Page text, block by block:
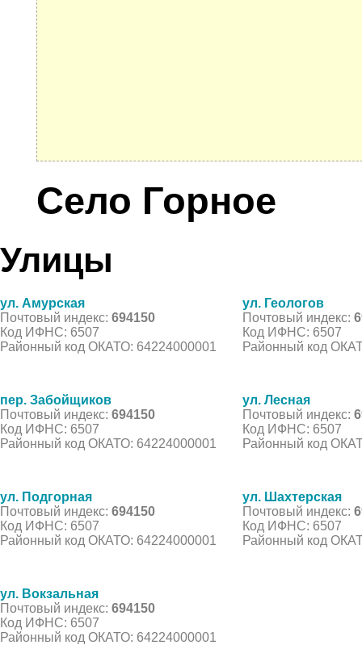
Село Горное
Улицы
ул. Амурская
Почтовый индекс: 694150
Код ИФНС: 6507
Районный код ОКАТО: 64224000001
ул. Геологов
Почтовый индекс:
Код ИФНС: 6507
Районный код
пер. Забойщиков
Почтовый индекс: 694150
Код ИФНС: 6507
Районный код ОКАТО: 64224000001
ул. Лесная
Почтовый индекс:
Код ИФНС: 6507
Районный код
ул. Подгорная
Почтовый индекс: 694150
Код ИФНС: 6507
Районный код ОКАТО: 64224000001
ул. Шахтерская
Почтовый индекс:
Код ИФНС: 6507
Районный код
ул. Вокзальная
Почтовый индекс: 694150
Код ИФНС: 6507
Районный код ОКАТО: 64224000001